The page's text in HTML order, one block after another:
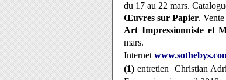
du 17 au 22 mars.
Œuvres sur Papier.
Art Impressionniste et
mars.
Internet
(1) entretien Christian